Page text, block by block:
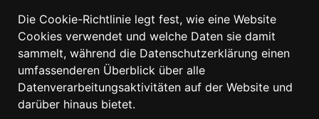
Die Cookie-Richtlinie legt fest, wie eine Website
Cookies verwendet und welche Daten sie damit
sammelt, während die Datenschutzerklärung einen
umfassenderen Überblick über alle
Datenverarbeitungsaktivitäten auf der Website und
darüber hinaus bietet.